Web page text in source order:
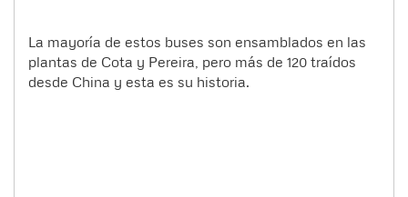
La mayoría de estos buses son ensamblados en las
plantas de Cota y Pereira, pero más de 120 traídos
desde China y esta es su historia.